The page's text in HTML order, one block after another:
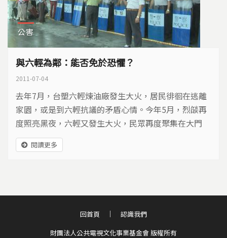
公害
與六輕為鄰：能否免於恐懼？
2011-07-04
去年7月，台塑六輕煉油廠發生大火，居民徘徊在逃離
家園，或是到六輕抗議的矛盾心情。今年5月，烈燄再
度照亮黑夜，六輕又發生大火，民眾再度聚集在大門
口。垂直整合上中下游產業鏈的台塑六輕，是一個超級
石化園區，產能在世界名列前茅，但在環保工安，能否
閱讀更多
財團法人公共電視文化事業基金會 版權所有
回首頁 認識我們